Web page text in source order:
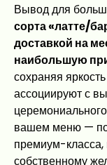
Вывод для
сорта «латте/
доставкой на
наибольшую
сохраняя
ассоциируют с
вашем меню —
премиум-
собственному